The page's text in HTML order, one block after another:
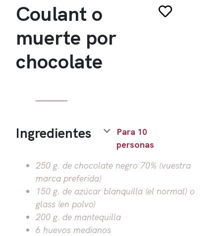
Coulant o
muerte por
chocolate
Ingredientes
Para 10
personas
250 g. de chocolate negro 70% (vuestra
marca preferida)
150 g. de azúcar blanquilla (el normal) o
glass (en polvo)
200 g. de mantequilla
6 huevos medianos